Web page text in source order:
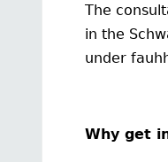
The
in the
under
Why get